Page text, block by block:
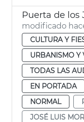
Puerta de los
modificado
CULTURA Y
URBANISMO Y
TODAS LAS
EN PORTADA
NORMAL
JOSÉ LUIS